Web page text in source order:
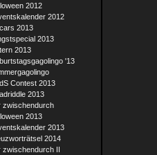
2012
2012
2013
2013
2013
'13
Contest 2013
2013
zwischendurch
2013
2013
2014
zwischendurch II